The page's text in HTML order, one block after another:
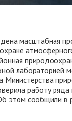
масштабная
лабораторией
Министерства
работу
этом сообщили в